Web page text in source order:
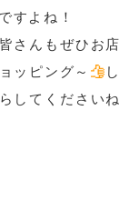
すよね！
んもぜひお店
ッピング～
し
してくださいね